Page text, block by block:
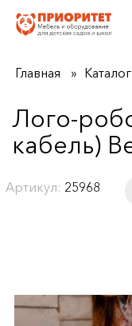
Главная Каталог
Лого-
кабель)
Артикул: 25968